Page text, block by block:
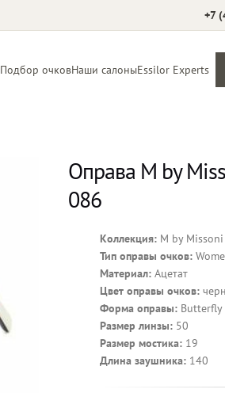
+7
Подбор очковНаши салоныEssilor Experts
Оправа M by
086
Коллекция: M by Missoni
Тип оправы очков:
Материал: Ацетат
Цвет оправы очков:
Форма оправы: Butterfly
Размер линзы: 50
Размер мостика: 19
Длина заушника: 140